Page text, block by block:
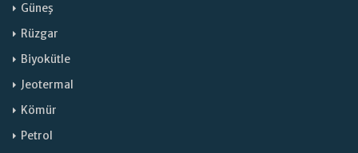
Güneş
Rüzgar
Biyokütle
Jeotermal
Kömür
Petrol